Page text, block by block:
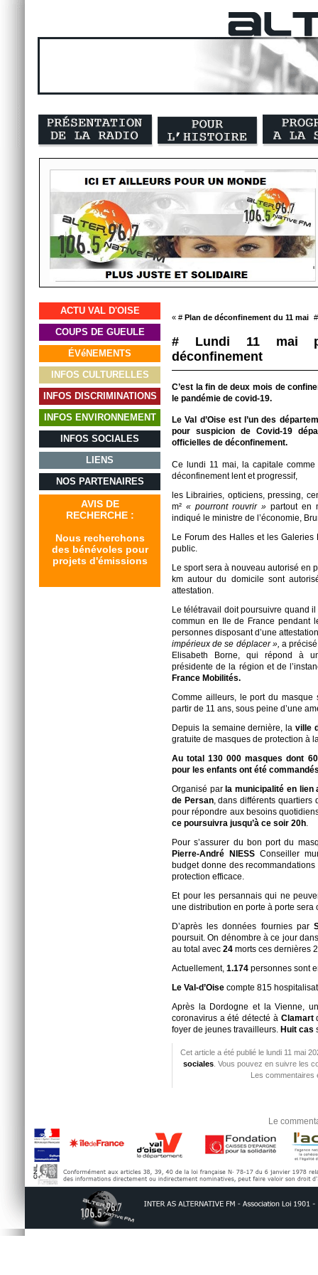
ACTU VAL D'OISE
COUPS DE GUEULE
ÉVéNEMENTS
INFOS CULTURELLES
INFOS DISCRIMINATIONS
INFOS ENVIRONNEMENT
INFOS SOCIALES
LIENS
NOS PARTENAIRES
AVIS DE
RECHERCHE :
Nous recherchons
des bénévoles pour
projets d'émissions
« # Plan de déconfinement du 11 mai
# Lundi 11 mai
déconfinement
C’est la fin de deux mois de
le pandémie de covid-19.
Le Val d’Oise est l’un des
pour suspicion de Covid-19
officielles de déconfinement.
Ce lundi 11 mai, la capitale
déconfinement lent et progressif,
les Librairies, opticiens, pressing,
m² « pourront rouvrir » partout en
indiqué le ministre de l’économie,
Le Forum des Halles et les Galeries
public.
Le sport sera à nouveau autorisé en
km autour du domicile sont
attestation.
Le télétravail doit poursuivre quand
commun en Ile de France pendant
personnes disposant d’une
impérieux de se déplacer », a
Elisabeth Borne, qui répond à
présidente de la région et de
France Mobilités.
Comme ailleurs, le port du
partir de 11 ans, sous peine d’une
Depuis la semaine dernière, laville
gratuite de masques de protection à
Au total 130 000 masques dont
pour les enfants ont été
Organisé parla municipalité en lien
de Persan, dans différents quartiers
pour répondre aux besoins
ce poursuivra jusqu’à ce soir 20h.
Pour s’assurer du bon port du
Pierre-André NIESS Conseiller
budget donne des
protection efficace.
Et pour les persannais qui ne
une distribution en porte à porte sera
D’après les données fournies par
poursuit. On dénombre à ce jour
au total avec 24 morts ces dernières
Actuellement, 1.174 personnes sont
Le Val-d’Oise compte 815
Après la Dordogne et la Vienne,
coronavirus a été détecté à Clamart
foyer de jeunes travailleurs. Huit cas
Cet article a été publié le lundi 11 mai
sociales. Vous pouvez en suivre les
Les commentaires
Le